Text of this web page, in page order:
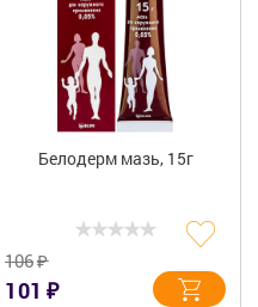
Белодерм мазь, 15г
106₽
101 ₽